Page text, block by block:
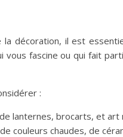
décoration, il est
vous fascine ou qui fait
:
lanternes, brocarts, et art
couleurs chaudes, de